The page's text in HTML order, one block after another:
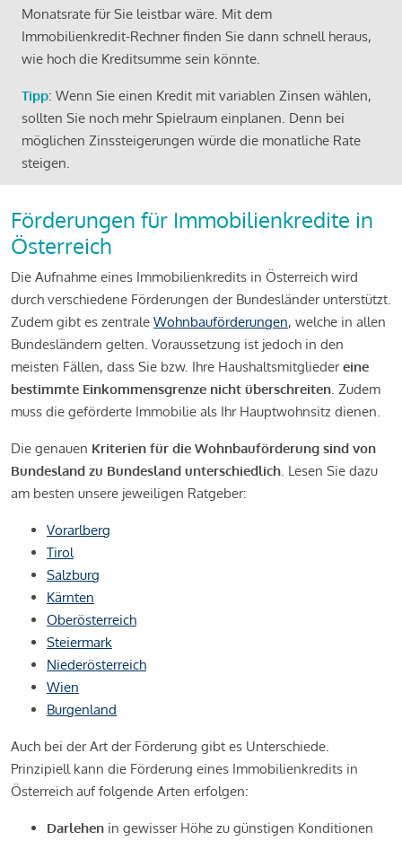
Monatsrate für Sie leistbar wäre. Mit dem
Immobilienkredit-Rechner finden Sie dann schnell heraus,
wie hoch die Kreditsumme sein könnte.
Tipp: Wenn Sie einen Kredit mit variablen Zinsen wählen,
sollten Sie noch mehr Spielraum einplanen. Denn bei
möglichen Zinssteigerungen würde die monatliche Rate
steigen.
Förderungen für Immobilienkredite in
Österreich
Die Aufnahme eines Immobilienkredits in Österreich wird
durch verschiedene Förderungen der Bundesländer unterstützt.
Zudem gibt es zentrale Wohnbauförderungen, welche in allen
Bundesländern gelten. Voraussetzung ist jedoch in den
meisten Fällen, dass Sie bzw. Ihre Haushaltsmitgliedereine
bestimmte Einkommensgrenze nicht überschreiten. Zudem
muss die geförderte Immobilie als Ihr Hauptwohnsitz dienen.
Die genauen Kriterien für die Wohnbauförderung sind von
Bundesland zu Bundesland unterschiedlich. Lesen Sie dazu
am besten unsere jeweiligen Ratgeber:
Vorarlberg
Tirol
Salzburg
Kärnten
Oberösterreich
Steiermark
Niederösterreich
Wien
Burgenland
Auch bei der Art der Förderung gibt es Unterschiede.
Prinzipiell kann die Förderung eines Immobilienkredits in
Österreich auf folgende Arten erfolgen:
Darlehen in gewisser Höhe zu günstigen Konditionen